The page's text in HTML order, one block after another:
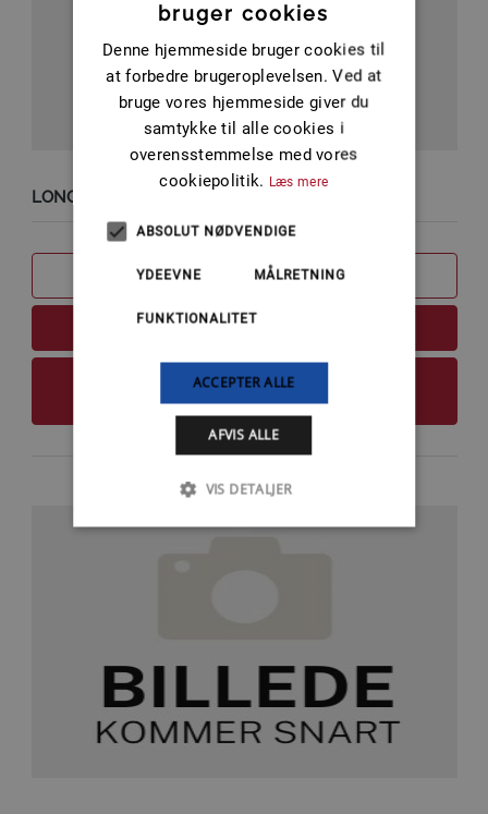
LONGBLOCK MERCURY/QSD 4.2L NY
SAMMENLIGN
LÆS MERE
FØJ TIL KURV
bruger cookies
Denne hjemmeside bruger cookies til
at forbedre brugeroplevelsen. Ved at
bruge vores hjemmeside giver du
samtykke til alle cookies i
overensstemmelse med vores
cookiepolitik. Læs mere
ABSOLUT NØDVENDIGE
YDEEVNE MÅLRETNING
FUNKTIONALITET
ACCEPTER ALLE
AFVIS ALLE
VIS DETALJER